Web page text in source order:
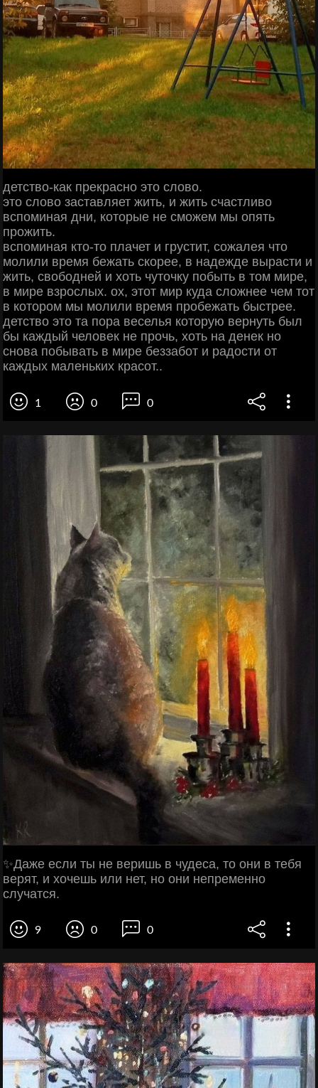
детство-как прекрасно это слово.
это слово заставляет жить, и жить счастливо
вспоминая дни, которые не сможем мы опять
прожить.
вспоминая кто-то плачет и грустит, сожалея что
молили время бежать скорее, в надежде вырасти и
жить, свободней и хоть чуточку побыть в том мире,
в мире взрослых. ох, этот мир куда сложнее чем тот
в котором мы молили время пробежать быстрее.
детство это та пора веселья которую вернуть был
бы каждый человек не прочь, хоть на денек но
снова побывать в мире беззабот и радости от
каждых маленьких красот..
1 0 0
✨Даже если ты не веришь в чудеса, то они в тебя
верят, и хочешь или нет, но они непременно
случатся.
9 0 0